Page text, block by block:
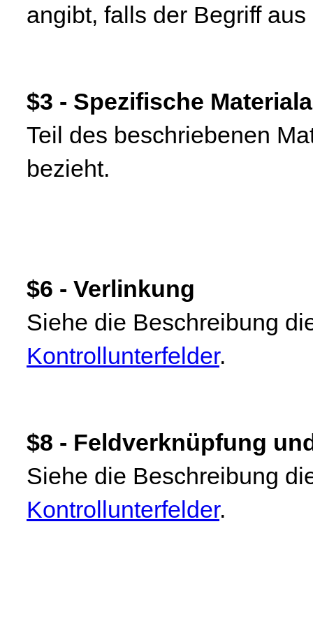
angibt, falls der Begriff
$3 - Spezifische
Teil des beschriebenen
bezieht.
$6 - Verlinkung
Siehe die Beschreibung
Kontrollunterfelder.
$8 - Feldverknüpfung
Siehe die Beschreibung
Kontrollunterfelder.